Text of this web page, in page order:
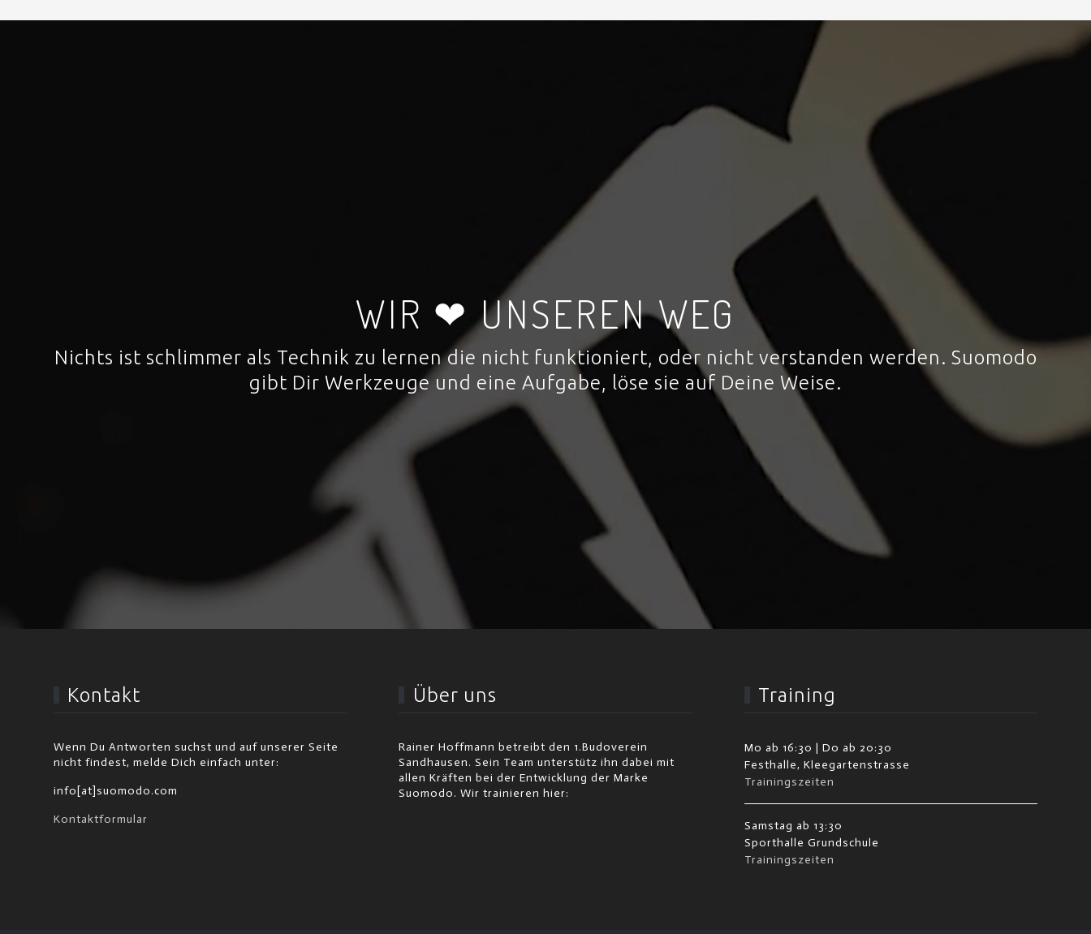
WIR ❤ UNSEREN WEG
Nichts ist schlimmer als Technik zu lernen die nicht funktioniert, oder nicht verstanden werden. Suomodo
gibt Dir Werkzeuge und eine Aufgabe, löse sie auf Deine Weise.
Kontakt
Wenn Du Antworten suchst und auf unserer Seite
nicht findest, melde Dich einfach unter:
info[at]suomodo.com
Kontaktformular
Über uns
Rainer Hoffmann betreibt den 1.Budoverein
Sandhausen. Sein Team unterstütz ihn dabei mit
allen Kräften bei der Entwicklung der Marke
Suomodo. Wir trainieren hier:
Training
Mo ab 16:30 | Do ab 20:30
Festhalle, Kleegartenstrasse
Trainingszeiten
Samstag ab 13:30
Sporthalle Grundschule
Trainingszeiten